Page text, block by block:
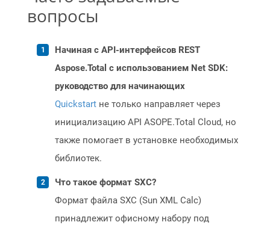
вопросы
Начиная с API-интерфейсов REST
Aspose.Total с использованием Net SDK:
руководство для начинающих
Quickstart не только направляет через
инициализацию API ASOPE.Total Cloud, но
также помогает в установке необходимых
библиотек.
Что такое формат SXC?
Формат файла SXC (Sun XML Calc)
принадлежит офисному набору под